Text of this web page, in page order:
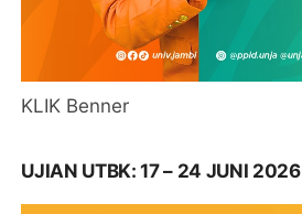
KLIK Benner
UJIAN UTBK: 17 – 24 JUNI 2026